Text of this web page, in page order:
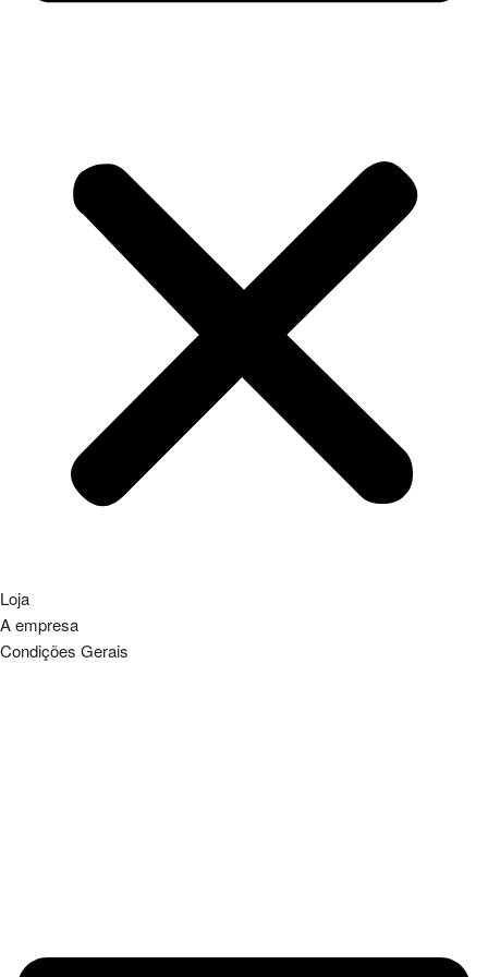
Loja
A empresa
Condições Gerais